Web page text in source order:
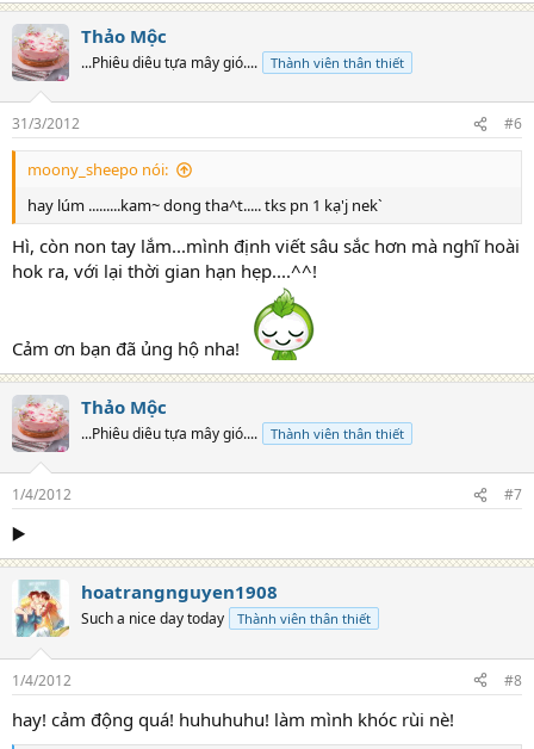
Thảo Mộc
...Phiêu diêu tựa mây gió.... Thành viên thân thiết
31/3/2012 #6
moony_sheepo nói:
hay lúm .........kam~ dong tha^t..... tks pn 1 kạ'j nek`
Hì, còn non tay lắm...mình định viết sâu sắc hơn mà nghĩ hoài
hok ra, với lại thời gian hạn hẹp....^^!
Cảm ơn bạn đã ủng hộ nha!
Thảo Mộc
...Phiêu diêu tựa mây gió.... Thành viên thân thiết
1/4/2012 #7
▶️
hoatrangnguyen1908
Such a nice day today Thành viên thân thiết
1/4/2012 #8
hay! cảm động quá! huhuhuhu! làm mình khóc rùi nè!